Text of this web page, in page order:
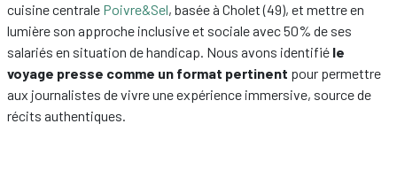
cuisine centrale Poivre&Sel, basée à Cholet (49), et mettre en
lumière son approche inclusive et sociale avec 50% de ses
salariés en situation de handicap. Nous avons identifié le
voyage presse comme un format pertinent pour permettre
aux journalistes de vivre une expérience immersive, source de
récits authentiques.